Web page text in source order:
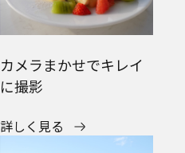
カメラまかせでキレイ
に撮影
詳しく見る